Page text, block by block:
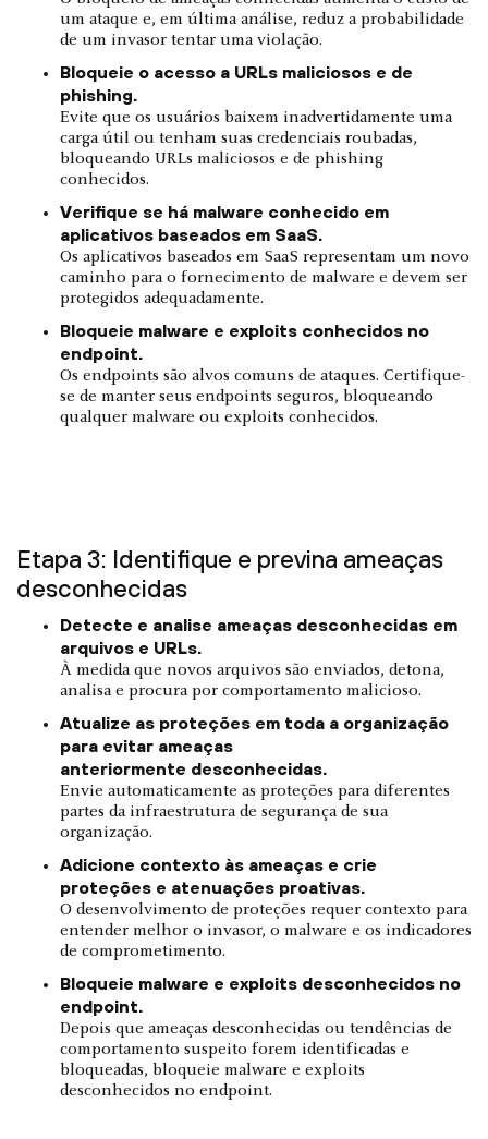
um ataque e, em última análise, reduz a probabilidade
de um invasor tentar uma violação.
Bloqueie o acesso a URLs maliciosos e de
phishing.
Evite que os usuários baixem inadvertidamente uma
carga útil ou tenham suas credenciais roubadas,
bloqueando URLs maliciosos e de phishing
conhecidos.
Verifique se há malware conhecido em
aplicativos baseados em SaaS.
Os aplicativos baseados em SaaS representam um novo
caminho para o fornecimento de malware e devem ser
protegidos adequadamente.
Bloqueie malware e exploits conhecidos no
endpoint.
Os endpoints são alvos comuns de ataques. Certifique-
se de manter seus endpoints seguros, bloqueando
qualquer malware ou exploits conhecidos.
Etapa 3: Identifique e previna ameaças
desconhecidas
Detecte e analise ameaças desconhecidas em
arquivos e URLs.
À medida que novos arquivos são enviados, detona,
analisa e procura por comportamento malicioso.
Atualize as proteções em toda a organização
para evitar ameaças
anteriormente desconhecidas.
Envie automaticamente as proteções para diferentes
partes da infraestrutura de segurança de sua
organização.
Adicione contexto às ameaças e crie
proteções e atenuações proativas.
O desenvolvimento de proteções requer contexto para
entender melhor o invasor, o malware e os indicadores
de comprometimento.
Bloqueie malware e exploits desconhecidos no
endpoint.
Depois que ameaças desconhecidas ou tendências de
comportamento suspeito forem identificadas e
bloqueadas, bloqueie malware e exploits
desconhecidos no endpoint.